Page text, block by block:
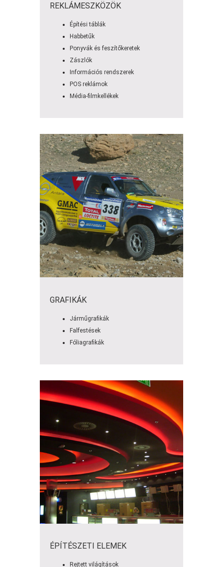
REKLÁMESZKÖZÖK
Építési táblák
Habbetűk
Ponyvák és feszítőkeretek
Zászlók
Információs rendszerek
POS reklámok
Média-filmkellékek
GRAFIKÁK
Járműgrafikák
Falfestések
Fóliagrafikák
ÉPÍTÉSZETI ELEMEK
Rejtett világítások